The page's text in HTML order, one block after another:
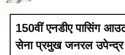
150वीं एनडीए पासिंग
सेना प्रमुख जनरल उपेन्द्र